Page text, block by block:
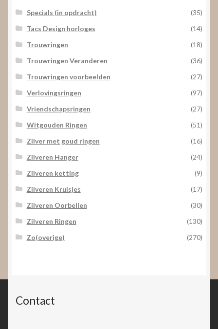
Specials (in opdracht)
(35)
Tacs Design horloges
(14)
Trouwringen
(18)
Trouwringen Veranderen
(36)
Trouwringen voorbeelden
(27)
Verlovingsringen
(97)
Vriendschapsringen
(27)
Witgouden Ringen
(51)
Zilver met goud ringen
(16)
Zilveren Hanger
(24)
Zilveren ketting
(9)
Zilveren Kruisjes
(17)
Zilveren Oorbellen
(30)
Zilveren Ringen
(130)
Zo(overige)
(270)
Contact